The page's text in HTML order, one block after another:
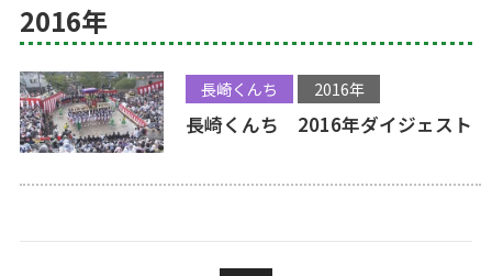
2016年
長崎くんち 2016年
長崎くんち 2016年ダイジェスト